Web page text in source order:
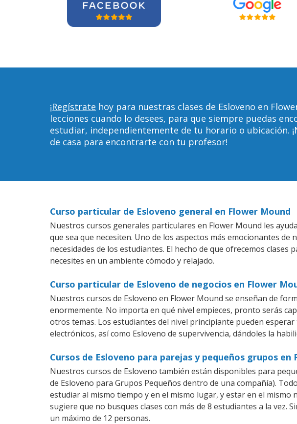
¡Regístrate hoy para nuestras clases de Esloveno en
lecciones cuando lo desees, para que siempre puedas
estudiar, independientemente de tu horario o ubicación.
de casa para encontrarte con tu profesor!
Curso particular de Esloveno general en Flower Mound
Nuestros cursos generales particulares en Flower Mound les
que sea que necesiten. Uno de los aspectos más emocionantes
necesidades de los estudiantes. El hecho de que ofrecemos
necesites en un ambiente cómodo y relajado.
Curso particular de Esloveno de negocios en Flower
Nuestros cursos de Esloveno en Flower Mound se enseñan de
enormemente. No importa en qué nivel empieces, pronto serás
otros temas. Los estudiantes del nivel principiante pueden
electrónicos, así como Esloveno de supervivencia, dándoles la
Cursos de Esloveno para parejas y pequeños grupos
Nuestros cursos de Esloveno también están disponibles para
de Esloveno para Grupos Pequeños dentro de una compañía).
estudiar al mismo tiempo y en el mismo lugar, y estar en el
sugiere que no busques clases con más de 8 estudiantes a la
un máximo de 12 personas.